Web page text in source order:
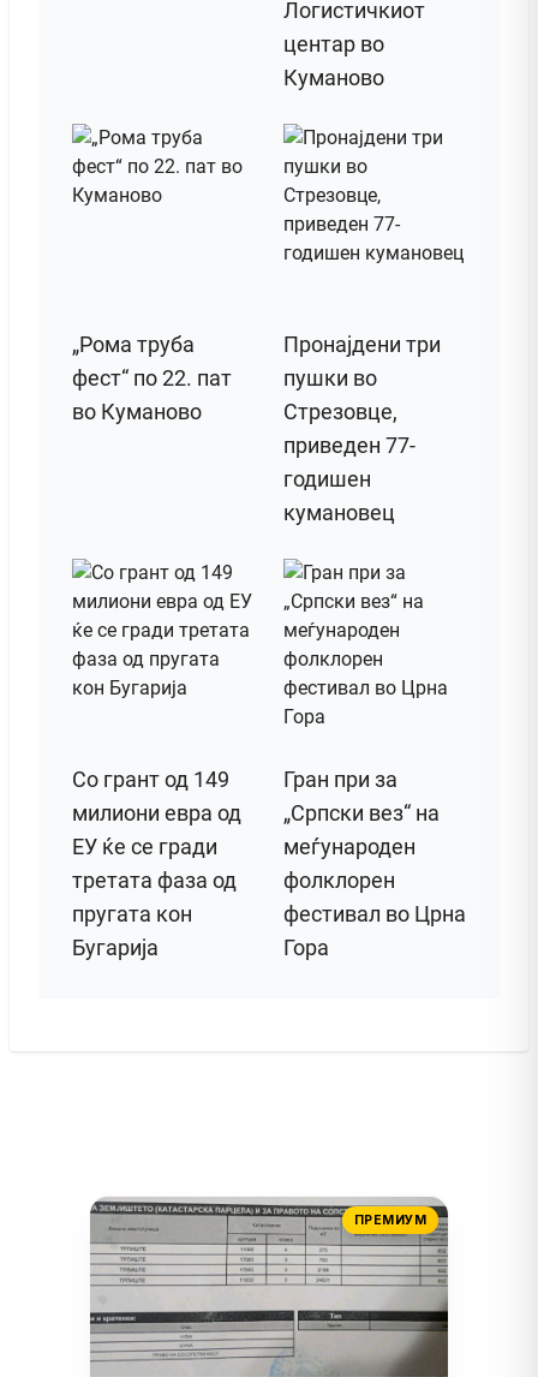
Логистичкиот
центар во
Куманово
„Рома труба
фест“ по 22. пат
во Куманово
Пронајдени три
пушки во
Стрезовце,
приведен 77-
годишен
кумановец
Со грант од 149
милиони евра од
ЕУ ќе се гради
третата фаза од
пругата кон
Бугарија
Гран при за
„Српски вез“ на
меѓународен
фолклорен
фестивал во Црна
Гора
ПРЕМИУМ